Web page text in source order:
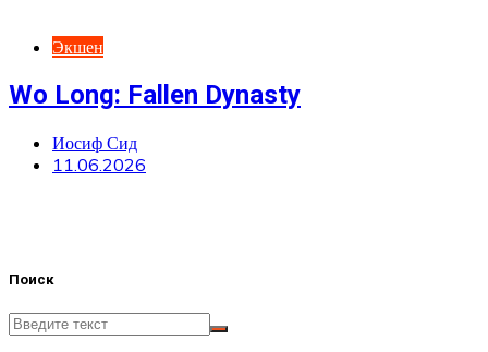
Экшен
Wo Long: Fallen Dynasty
Иосиф Сид
11.06.2026
Поиск